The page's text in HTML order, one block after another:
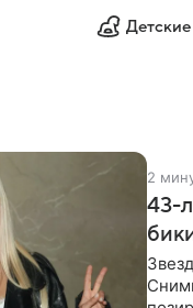
Детские
2
43-